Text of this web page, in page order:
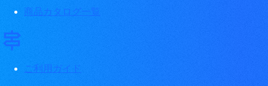
商品カタログ一覧
ご利用ガイド